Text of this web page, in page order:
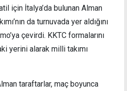
için İtalya’da bulunan Alman
da turnuvada yer aldığını
çevirdi. KKTC formalarını
yerini alarak milli takımı
taraftarlar, maç boyunca